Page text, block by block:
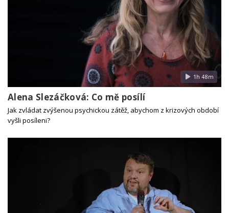
1h 48m
Alena Slezáčková: Co mě posílí
Jak zvládat zvýšenou psychickou zátěž, abychom z krizových období
vyšli posíleni?